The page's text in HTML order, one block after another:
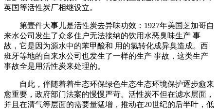
英国等活性炭厂相继设立。
第壹件大事儿是活性炭去异味功效：1927年美国芝加哥自
来水公司发生了众多住户无法接纳的饮用水恶臭味生产 事
故，它是因为源水中的苯甲酸和 用的氯转化成异臭造成。西
班牙等地的自来水公司也发生了一样的生产 事故，这类生产
事故全是用活性炭来处理的。
自此，伴随着着生态环保绿色生态生态环境保护逐步愈来
愈重要，政府部门法案的慢慢严苛。活性炭不但在滤水层面，
并且在清气等层面的需要量猛增，推动在20世纪的后半叶，低